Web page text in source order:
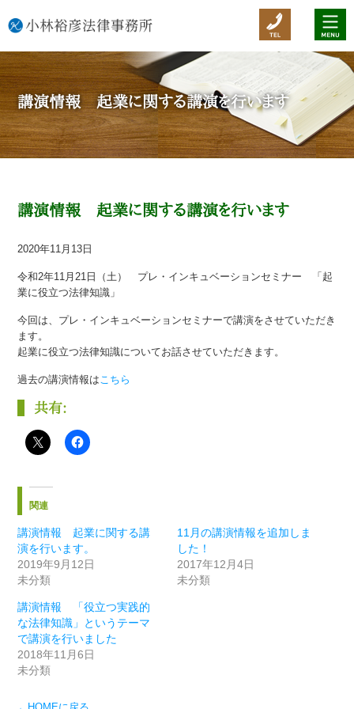
講演情報 起業に関する講演を行います
講演情報 起業に関する講演を行います
2020年11月13日
令和2年11月21日（土） プレ・インキュベーションセミナー 「起
業に役立つ法律知識」
今回は、プレ・インキュベーションセミナーで講演をさせていただき
ます。
起業に役立つ法律知識についてお話させていただきます。
過去の講演情報は こちら
共有:
関連
講演情報 起業に関する講
演を行います。
2019年9月12日
未分類
11月の講演情報を追加しま
した！
2017年12月4日
未分類
講演情報 「役立つ実践的
な法律知識」というテーマ
で講演を行いました
2018年11月6日
未分類